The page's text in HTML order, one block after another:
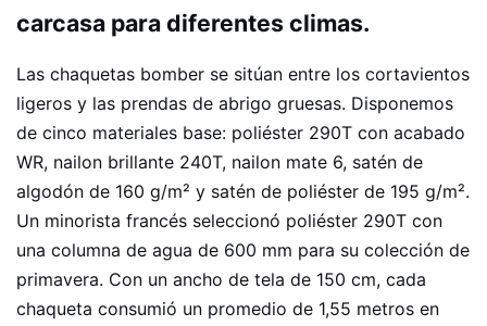
carcasa para diferentes climas.
Las chaquetas bomber se sitúan entre los cortavientos
ligeros y las prendas de abrigo gruesas. Disponemos
de cinco materiales base: poliéster 290T con acabado
WR, nailon brillante 240T, nailon mate 6, satén de
algodón de 160 g/m² y satén de poliéster de 195 g/m².
Un minorista francés seleccionó poliéster 290T con
una columna de agua de 600 mm para su colección de
primavera. Con un ancho de tela de 150 cm, cada
chaqueta consumió un promedio de 1,55 metros en